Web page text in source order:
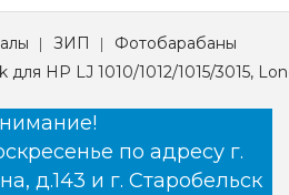
ЗИП
Фотобарабаны
HP LJ 1010/1012/1015/3015,
по адресу г.
д.143 и г. Старобельск